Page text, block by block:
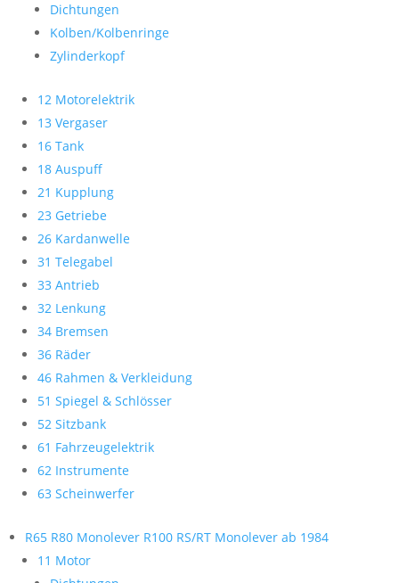
Dichtungen
Kolben/Kolbenringe
Zylinderkopf
12 Motorelektrik
13 Vergaser
16 Tank
18 Auspuff
21 Kupplung
23 Getriebe
26 Kardanwelle
31 Telegabel
33 Antrieb
32 Lenkung
34 Bremsen
36 Räder
46 Rahmen & Verkleidung
51 Spiegel & Schlösser
52 Sitzbank
61 Fahrzeugelektrik
62 Instrumente
63 Scheinwerfer
R65 R80 Monolever R100 RS/RT Monolever ab 1984
11 Motor